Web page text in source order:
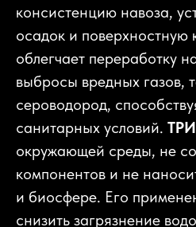
консистенцию навоза,
осадок и поверхностную
облегчает переработку
выбросы вредных газов,
сероводород,
санитарных условий.
окружающей среды, не
компонентов и не
и биосфере. Его
снизить загрязнение